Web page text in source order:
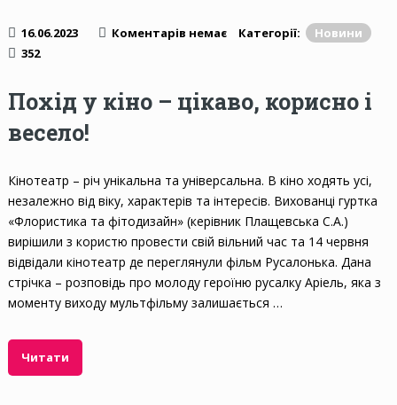
16.06.2023 Коментарів немає Категорії:
Новини
352
Похід у кіно – цікаво, корисно і
весело!
Кінотеатр – річ унікальна та універсальна. В кіно ходять усі,
незалежно від віку, характерів та інтересів. Вихованці гуртка
«Флористика та фітодизайн» (керівник Плащевська С.А.)
вирішили з користю провести свій вільний час та 14 червня
відвідали кінотеатр де переглянули фільм Русалонька. Дана
стрічка – розповідь про молоду героїню русалку Аріель, яка з
моменту виходу мультфільму залишається …
Читати